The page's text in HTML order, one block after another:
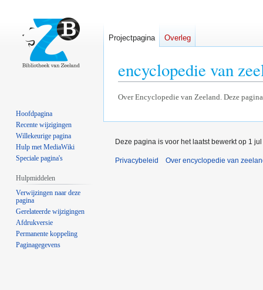
encyclopedie van
Naar
springen
Naar
springen
Over Encyclopedie van Zeeland. Deze
Projectpagina Overleg
Hoofdpagina
Recente wijzigingen
Willekeurige pagina
Hulp met MediaWiki
Speciale pagina's
Hulpmiddelen
Verwijzingen naar deze
pagina
Gerelateerde wijzigingen
Afdrukversie
Permanente koppeling
Paginagegevens
Deze pagina is voor het laatst bewerkt op 1
Privacybeleid Over encyclopedie van